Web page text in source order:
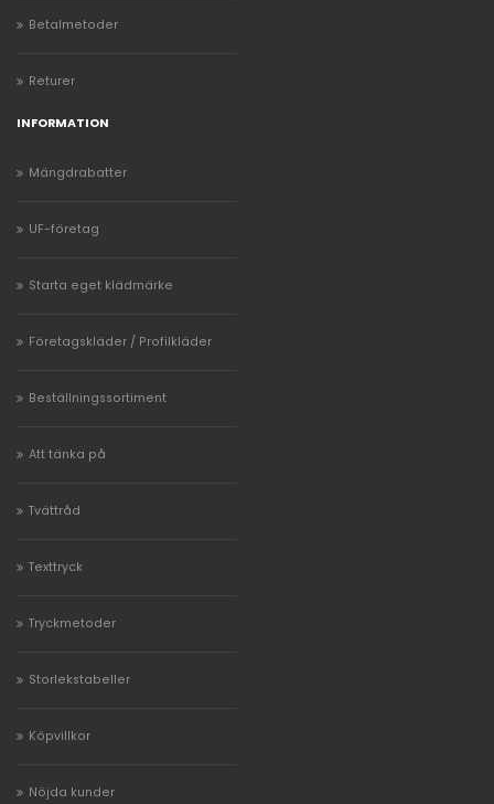
Betalmetoder
Returer
INFORMATION
Mängdrabatter
UF-företag
Starta eget klädmärke
Företagskläder / Profilkläder
Beställningssortiment
Att tänka på
Tvättråd
Texttryck
Tryckmetoder
Storlekstabeller
Köpvillkor
Nöjda kunder